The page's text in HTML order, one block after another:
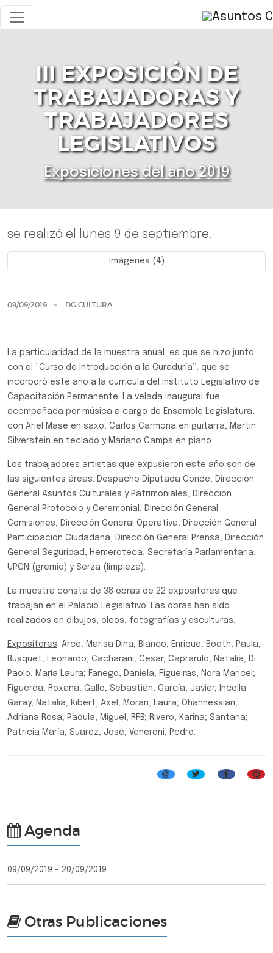
III EXPOSICIÓN DE
TRABAJADORAS Y
TRABAJADORES
LEGISLATIVOS
Exposiciones del año 2019
se realizó el lunes 9 de septiembre.
Imágenes (4)
09/09/2019 DG CULTURA
La particularidad de la muestra anual es que se hizo junto
con el “Curso de Introducción a la Curaduría”, que se
incorporó este año a la currícula del Instituto Legislativo de
Capacitación Permanente. La velada inaugural fue
acompañada por música a cargo de Ensamble Legislatura,
con Ariel Mase en saxo, Carlos Carmona en guitarra, Martín
Silverstein en teclado y Mariano Camps en piano.
Los trabajadores artistas que expusieron este año son de
las siguientes áreas: Despacho Diputada Conde, Dirección
General Asuntos Culturales y Patrimoniales, Dirección
General Protocolo y Ceremonial, Dirección General
Comisiones, Dirección General Operativa, Dirección General
Participación Ciudadana, Dirección General Prensa, Dirección
General Seguridad, Hemeroteca, Secretaría Parlamentaria,
UPCN (gremio) y Serza (limpieza).
La muestra consta de 38 obras de 22 expositores que
trabajan en el Palacio Legislativo. Las obras han sido
realizados en dibujos, oleos, fotografías y esculturas.
Expositores: Arce, Marisa Dina; Blanco, Enrique; Booth, Paula;
Busquet, Leonardo; Cacharani, Cesar; Caprarulo, Natalia; Di
Paolo, María Laura; Fanego, Daniela; Figueiras, Nora Maricel;
Figueroa, Roxana; Gallo, Sebastián; García, Javier; Incolla
Garay, Natalia; Kibert, Axel; Moran, Laura; Ohannessian,
Adriana Rosa; Padula, Miguel; RFB; Rivero, Karina; Santana;
Patricia María; Suarez, José; Veneroni, Pedro.
Agenda
09/09/2019 - 20/09/2019
Otras Publicaciones